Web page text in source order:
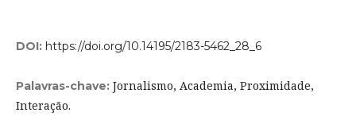
DOI: https://doi.org/10.14195/2183-5462_28_6
Palavras-chave: Jornalismo, Academia, Proximidade,
Interação.